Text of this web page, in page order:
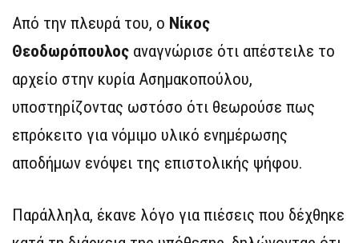
Από την πλευρά του, ο Νίκος
Θεοδωρόπουλος αναγνώρισε ότι απέστειλε το
αρχείο στην κυρία Ασημακοπούλου,
υποστηρίζοντας ωστόσο ότι θεωρούσε πως
επρόκειτο για νόμιμο υλικό ενημέρωσης
αποδήμων ενόψει της επιστολικής ψήφου.
Παράλληλα, έκανε λόγο για πιέσεις που δέχθηκε